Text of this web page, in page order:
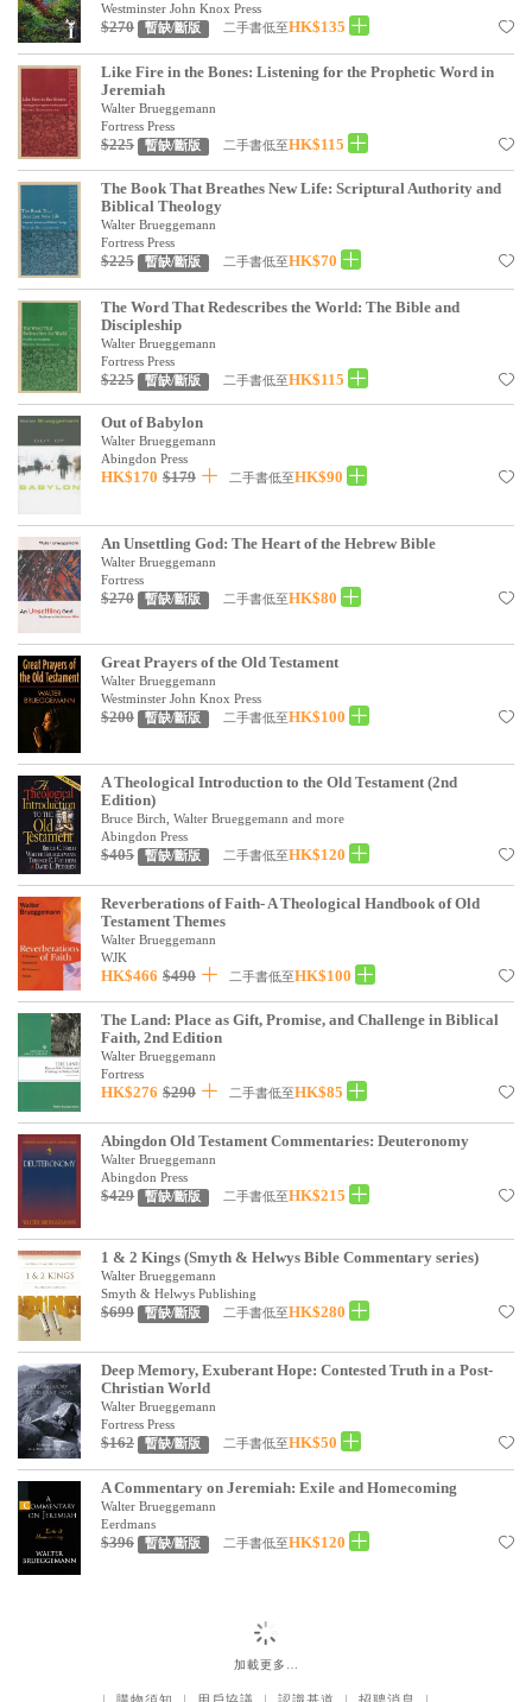
精選英文書
電子書
基道 Top 50
Westminster John Knox Press
$270 暫缺/斷版 二手書低至HK$135
Like Fire in the Bones: Listening for the Prophetic Word in
Jeremiah
Walter Brueggemann
Fortress Press
$225 暫缺/斷版 二手書低至HK$115
The Book That Breathes New Life: Scriptural Authority and
Biblical Theology
Walter Brueggemann
Fortress Press
$225 暫缺/斷版 二手書低至HK$70
The Word That Redescribes the World: The Bible and
Discipleship
Walter Brueggemann
Fortress Press
$225 暫缺/斷版 二手書低至HK$115
Out of Babylon
Walter Brueggemann
Abingdon Press
HK$170 $179 二手書低至HK$90
An Unsettling God: The Heart of the Hebrew Bible
Walter Brueggemann
Fortress
$270 暫缺/斷版 二手書低至HK$80
Great Prayers of the Old Testament
Walter Brueggemann
Westminster John Knox Press
$200 暫缺/斷版 二手書低至HK$100
A Theological Introduction to the Old Testament (2nd
Edition)
Bruce Birch, Walter Brueggemann and more
Abingdon Press
$405 暫缺/斷版 二手書低至HK$120
Reverberations of Faith- A Theological Handbook of Old
Testament Themes
Walter Brueggemann
WJK
HK$466 $490 二手書低至HK$100
The Land: Place as Gift, Promise, and Challenge in Biblical
Faith, 2nd Edition
Walter Brueggemann
Fortress
HK$276 $290 二手書低至HK$85
Abingdon Old Testament Commentaries: Deuteronomy
Walter Brueggemann
Abingdon Press
$429 暫缺/斷版 二手書低至HK$215
1 & 2 Kings (Smyth & Helwys Bible Commentary series)
Walter Brueggemann
Smyth & Helwys Publishing
$699 暫缺/斷版 二手書低至HK$280
Deep Memory, Exuberant Hope: Contested Truth in a Post-
Christian World
Walter Brueggemann
Fortress Press
$162 暫缺/斷版 二手書低至HK$50
A Commentary on Jeremiah: Exile and Homecoming
Walter Brueggemann
Eerdmans
$396 暫缺/斷版 二手書低至HK$120
加載更多…